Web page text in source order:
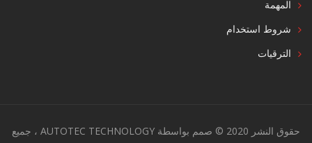
المهمة
شروط استخدام
الترقيات
حقوق النشر 2020 © صمم بواسطة AUTOTEC TECHNOLOGY ، جميع